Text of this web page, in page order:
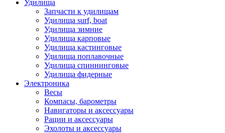
Удилища
Запчасти к удилищам
Удилища surf, boat
Удилища зимние
Удилища карповые
Удилища кастинговые
Удилища поплавочные
Удилища спиннинговые
Удилища фидерные
Электроника
Весы
Компасы, барометры
Навигаторы и аксессуары
Рации и аксессуары
Эхолоты и аксессуары